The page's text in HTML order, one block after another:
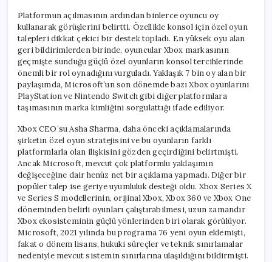
Platformun açılmasının ardından binlerce oyuncu oy
kullanarak görüşlerini belirtti. Özellikle konsol için özel oyun
talepleri dikkat çekici bir destek topladı. En yüksek oyu alan
geri bildirimlerden birinde, oyuncular Xbox markasının
geçmişte sunduğu güçlü özel oyunların konsol tercihlerinde
önemli bir rol oynadığını vurguladı. Yaklaşık 7 bin oy alan bir
paylaşımda, Microsoft’un son dönemde bazı Xbox oyunlarını
PlayStation ve Nintendo Switch gibi diğer platformlara
taşımasının marka kimliğini sorgulattığı ifade ediliyor.
Xbox CEO’su Asha Sharma, daha önceki açıklamalarında
şirketin özel oyun stratejisini ve bu oyunların farklı
platformlarla olan ilişkisini gözden geçirdiğini belirtmişti.
Ancak Microsoft, mevcut çok platformlu yaklaşımın
değişeceğine dair henüz net bir açıklama yapmadı. Diğer bir
popüler talep ise geriye uyumluluk desteği oldu. Xbox Series X
ve Series S modellerinin, orijinal Xbox, Xbox 360 ve Xbox One
döneminden belirli oyunları çalıştırabilmesi, uzun zamandır
Xbox ekosisteminin güçlü yönlerinden biri olarak görülüyor.
Microsoft, 2021 yılında bu programa 76 yeni oyun eklemişti,
fakat o dönem lisans, hukuki süreçler ve teknik sınırlamalar
nedeniyle mevcut sistemin sınırlarına ulaşıldığını bildirmişti.